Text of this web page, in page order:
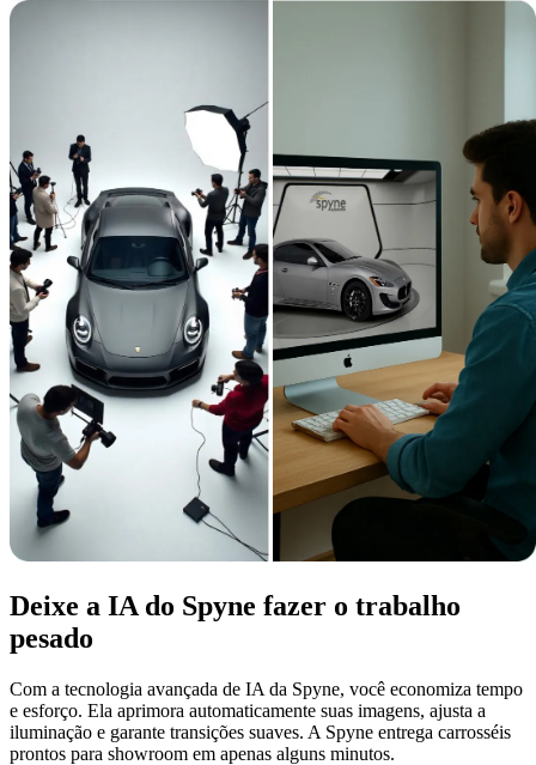
Deixe a IA do Spyne fazer o trabalho
pesado
Com a tecnologia avançada de IA da Spyne, você economiza tempo
e esforço. Ela aprimora automaticamente suas imagens, ajusta a
iluminação e garante transições suaves. A Spyne entrega carrosséis
prontos para showroom em apenas alguns minutos.